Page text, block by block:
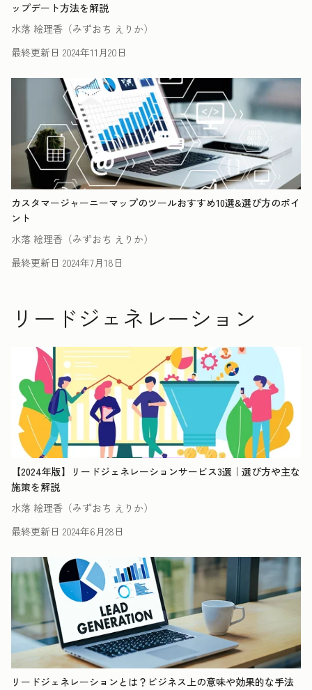
ップデート方法を解説
水落 絵理香（みずおち えりか）
最終更新日 2024年11月20日
カスタマージャーニーマップのツールおすすめ10選&選び方のポイ
ント
水落 絵理香（みずおち えりか）
最終更新日 2024年7月18日
リードジェネレーション
【2024年版】リードジェネレーションサービス3選｜選び方や主な
施策を解説
水落 絵理香（みずおち えりか）
最終更新日 2024年6月28日
リードジェネレーションとは？ビジネス上の意味や効果的な手法